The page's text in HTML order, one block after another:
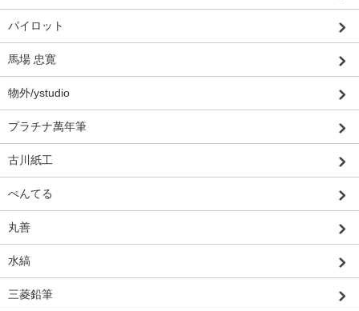
パイロット
馬場 忠寛
物外/ystudio
プラチナ萬年筆
古川紙工
ぺんてる
丸善
水縞
三菱鉛筆